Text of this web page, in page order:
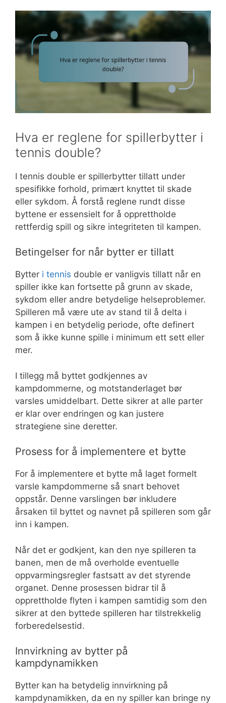
Hva er reglene for spillerbytter i
tennis double?
I tennis double er spillerbytter tillatt under
spesifikke forhold, primært knyttet til skade
eller sykdom. Å forstå reglene rundt disse
byttene er essensielt for å opprettholde
rettferdig spill og sikre integriteten til kampen.
Betingelser for når bytter er tillatt
Bytter i tennis double er vanligvis tillatt når en
spiller ikke kan fortsette på grunn av skade,
sykdom eller andre betydelige helseproblemer.
Spilleren må være ute av stand til å delta i
kampen i en betydelig periode, ofte definert
som å ikke kunne spille i minimum ett sett eller
mer.
I tillegg må byttet godkjennes av
kampdommerne, og motstanderlaget bør
varsles umiddelbart. Dette sikrer at alle parter
er klar over endringen og kan justere
strategiene sine deretter.
Prosess for å implementere et bytte
For å implementere et bytte må laget formelt
varsle kampdommerne så snart behovet
oppstår. Denne varslingen bør inkludere
årsaken til byttet og navnet på spilleren som går
inn i kampen.
Når det er godkjent, kan den nye spilleren ta
banen, men de må overholde eventuelle
oppvarmingsregler fastsatt av det styrende
organet. Denne prosessen bidrar til å
opprettholde flyten i kampen samtidig som den
sikrer at den byttede spilleren har tilstrekkelig
forberedelsestid.
Innvirkning av bytter på
kampdynamikken
Bytter kan ha betydelig innvirkning på
kampdynamikken, da en ny spiller kan bringe ny